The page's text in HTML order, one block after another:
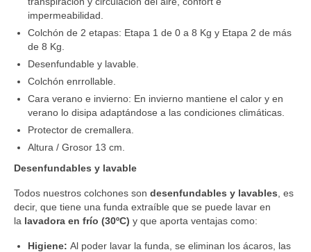
impermeabilidad.
Colchón de 2 etapas: Etapa 1 de 0 a 8 Kg y Etapa 2 de más
de 8 Kg.
Desenfundable y lavable.
Colchón enrrollable.
Cara verano e invierno: En invierno mantiene el calor y en
verano lo disipa adaptándose a las condiciones climáticas.
Protector de cremallera.
Altura / Grosor 13 cm.
Desenfundables y lavable
Todos nuestros colchones son desenfundables y lavables , es
decir, que tiene una funda extraíble que se puede lavar en
la lavadora en frío (30ºC) y que aporta ventajas como:
Higiene: Al poder lavar la funda, se eliminan los ácaros, las